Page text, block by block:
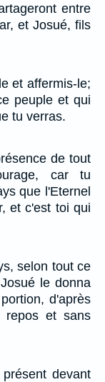
entre
et Josué, fils
et affermis-le;
peuple et qui
tu verras.
de tout
car tu
que l'Eternel
et c'est toi qui
selon tout ce
le donna
d'après
et sans
devant